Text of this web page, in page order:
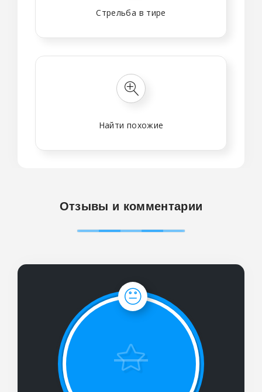
Стрельба в тире
Найти похожие
Отзывы и комментарии